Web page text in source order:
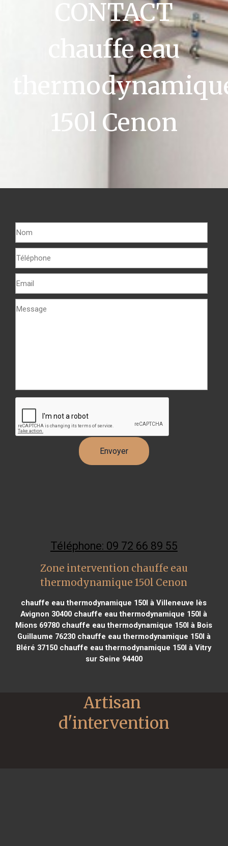
CONTACT
chauffe eau
150l Cenon
Téléphone: 09 72 66 89 55
Zone intervention chauffe eau
thermodynamique 150l Cenon
chauffe eau thermodynamique 150l à Villeneuve lès
Avignon 30400 chauffe eau thermodynamique 150l à
Mions 69780 chauffe eau thermodynamique 150l à Bois
Guillaume 76230chauffe eau thermodynamique 150l à
Bléré 37150 chauffe eau thermodynamique 150l à Vitry
sur Seine 94400
Artisan
d'intervention